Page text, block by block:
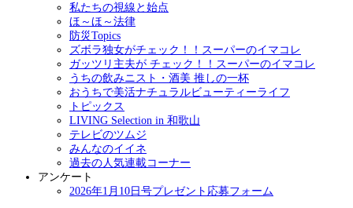
私たちの視線と始点
ほ～ほ～法律
防災Topics
ズボラ独女がチェック！！スーパーのイマコレ
ガッツリ主夫が チェック！！スーパーのイマコレ
うちの飲みニスト・酒美 推しの一杯
おうちで美活ナチュラルビューティーライフ
トピックス
LIVING Selection in 和歌山
テレビのツムジ
みんなのイイネ
過去の人気連載コーナー
アンケート
2026年1月10日号プレゼント応募フォーム